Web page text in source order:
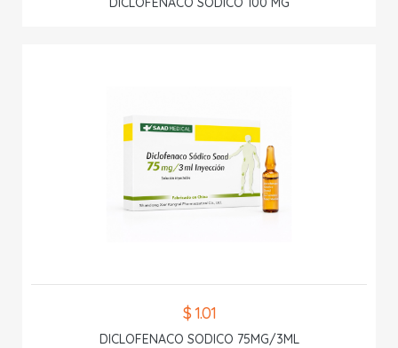
$ 1.01
DICLOFENACO SODICO 75MG/3ML